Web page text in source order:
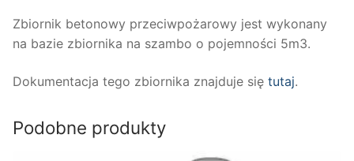
Zbiornik betonowy przeciwpożarowy jest wykonany
na bazie zbiornika na szambo o pojemności 5m3.
Dokumentacja tego zbiornika znajduje się tutaj.
Podobne produkty